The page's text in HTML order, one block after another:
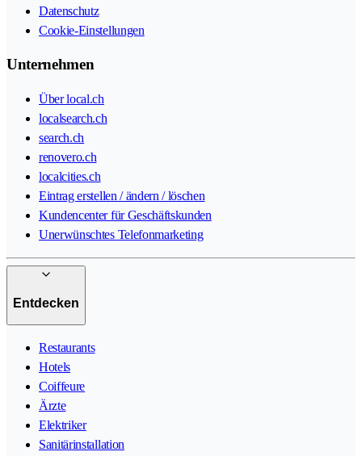
Datenschutz
Cookie-Einstellungen
Unternehmen
Über local.ch
localsearch.ch
search.ch
renovero.ch
localcities.ch
Eintrag erstellen / ändern / löschen
Kundencenter für Geschäftskunden
Unerwünschtes Telefonmarketing
Entdecken
Restaurants
Hotels
Coiffeure
Ärzte
Elektriker
Sanitärinstallation